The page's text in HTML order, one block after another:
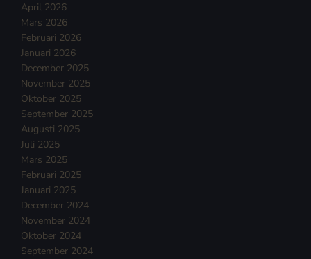
April 2026
Mars 2026
Februari 2026
Januari 2026
December 2025
November 2025
Oktober 2025
September 2025
Augusti 2025
Juli 2025
Mars 2025
Februari 2025
Januari 2025
December 2024
November 2024
Oktober 2024
September 2024